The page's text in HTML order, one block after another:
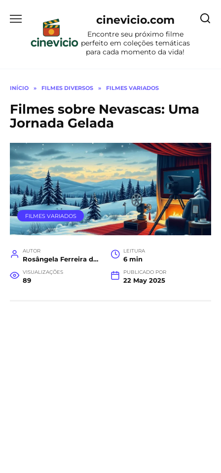
para
conteúdo
cinevicio.com
Encontre seu próximo filme
perfeito em coleções temáticas
para cada momento da vida!
INÍCIO » FILMES DIVERSOS » FILMES VARIADOS
Filmes sobre Nevascas: Uma
Jornada Gelada
FILMES VARIADOS
AUTOR
Rosângela Ferreira da Costa
LEITURA
6 min
VISUALIZAÇÕES
89
PUBLICADO POR
22 May 2025